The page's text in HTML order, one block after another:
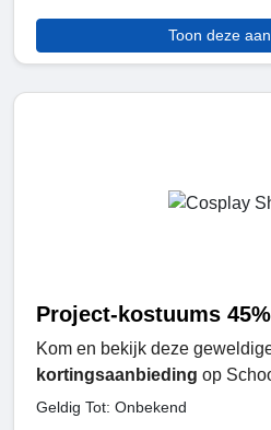
Toon deze
Project-kostuums
Kom en bekijk deze
kortingsaanbieding op
Geldig Tot: Onbekend